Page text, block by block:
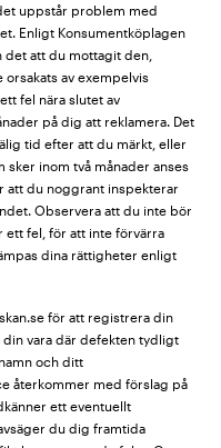
uppstår problem med
Enligt Konsumentköplagen
det att du mottagit den,
av exempelvis
fel nära slutet av
på dig att reklamera. Det
tid efter att du märkt, eller
sker inom två månader anses
att du noggrant inspekterar
Observera att du inte bör
ett fel, för att inte förvärra
dina rättigheter enligt
för att registrera din
vara där defekten tydligt
och ditt
återkommer med förslag på
ett eventuellt
du dig framtida